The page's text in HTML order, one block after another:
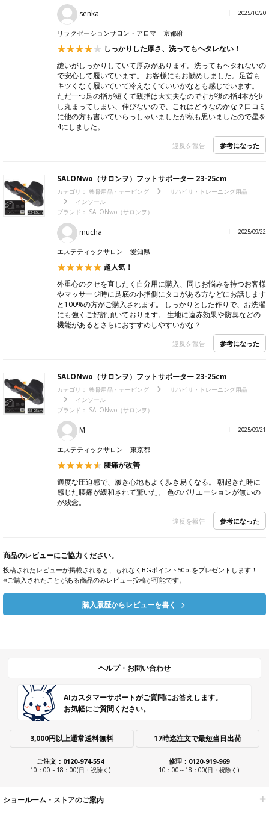
senka 2025/10/20
リラクゼーションサロン・アロマ 京都府
しっかりした厚さ、洗ってもヘタレない！
縫いがしっかりしていて厚みがあります。洗ってもヘタれないの
で安心して履いています。 お客様にもお勧めしました。足首も
キツくなく履いていて冷えなくていいかなとも感じでいます。
ただ一つ足の指が短くて親指は大丈夫なのですが後の指4本が少
し丸まってしまい、伸びないので、これはどうなのかな？口コミ
に他の方も書いていらっしゃいましたが私も思いましたので星を
4にしました。
違反を報告 参考になった
SALONwo（サロンヲ）フットサポーター 23-25cm
カテゴリ： 整骨用品・テーピング
リハビリ・トレーニング用品
インソール
ブランド： SALONwo（サロンヲ）
mucha 2025/09/22
エステティックサロン 愛知県
超人気！
外重心のクセを直したく自分用に購入、同じお悩みを持つお客様
やマッサージ時に足底の小指側にタコがある方などにお話します
と100%の方がご購入されます。 しっかりとした作りで、お洗濯
にも強くご好評頂いております。 生地に遠赤効果や防臭などの
機能があるとさらにおすすめしやすいかな？
違反を報告 参考になった
SALONwo（サロンヲ）フットサポーター 23-25cm
カテゴリ： 整骨用品・テーピング
リハビリ・トレーニング用品
インソール
ブランド： SALONwo（サロンヲ）
M 2025/09/21
エステティックサロン 東京都
腰痛が改善
適度な圧迫感で、履き心地もよく歩き易くなる。 朝起きた時に
感じた腰痛が緩和されて驚いた。 色のバリエーションが無いの
が残念。
違反を報告 参考になった
商品のレビューにご協力ください。
投稿されたレビューが掲載されると、もれなくBGポイント50ptをプレゼントします！
※ご購入されたことがある商品のみレビュー投稿が可能です。
購入履歴からレビューを書く
ヘルプ・お問い合わせ
AIカスタマーサポートがご質問にお答えします。
お気軽にご質問ください。
3,000円以上通常送料無料 17時迄注文で最短当日出荷
ご注文：0120-974-554
10：00～18：00(日・祝除く)
修理：0120-919-969
10：00～18：00(日・祝除く)
ショールーム・ストアのご案内